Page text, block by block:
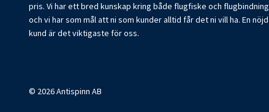
pris. Vi har ett bred kunskap kring både flugfiske och flugbindning
och vi har som mål att ni som kunder alltid får det ni vill ha. En nöjd
kund är det viktigaste för oss.
© 2026 Antispinn AB